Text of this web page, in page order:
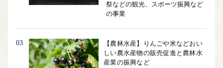
祭などの観光、スポーツ振興など
の事業
03
【農林水産】りんごや米などおい
しい農水産物の販売促進と農林水
産業の振興など